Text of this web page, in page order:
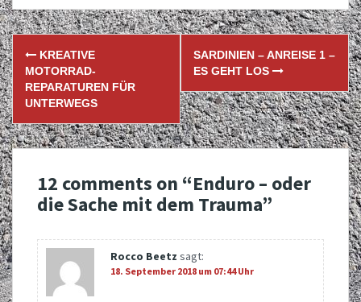
Post
navigation
KREATIVE
MOTORRAD-
REPARATUREN FÜR
UNTERWEGS
SARDINIEN – ANREISE 1 –
ES GEHT LOS
12 comments on “Enduro – oder
die Sache mit dem Trauma”
Rocco Beetz sagt:
18. September 2018 um 07:44 Uhr